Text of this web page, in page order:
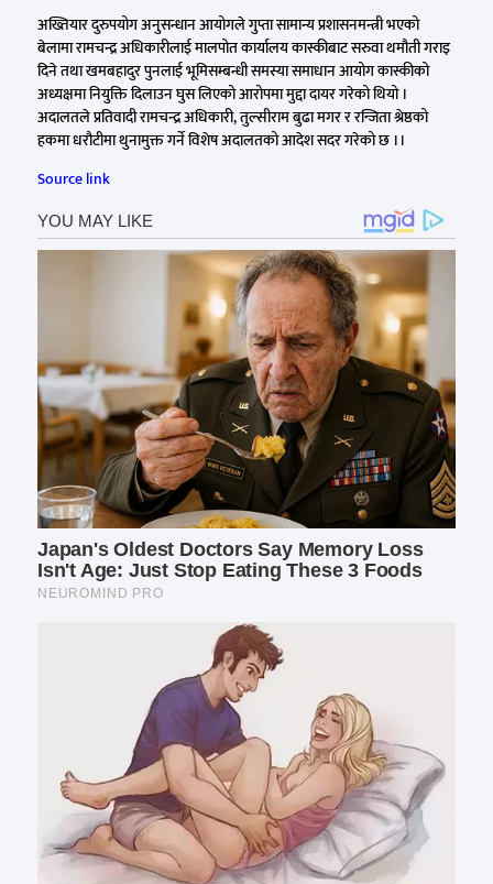
अख्तियार दुरुपयोग अनुसन्धान आयोगले गुप्ता सामान्य प्रशासनमन्त्री भएको
बेलामा रामचन्द्र अधिकारीलाई मालपोत कार्यालय कास्कीबाट सरुवा थमौती गराइ
दिने तथा खमबहादुर पुनलाई भूमिसम्बन्धी समस्या समाधान आयोग कास्कीको
अध्यक्षमा नियुक्ति दिलाउन घुस लिएको आरोपमा मुद्दा दायर गरेको थियो ।
अदालतले प्रतिवादी रामचन्द्र अधिकारी, तुल्सीराम बुढा मगर र रन्जिता श्रेष्ठको
हकमा धरौटीमा थुनामुक्त गर्ने विशेष अदालतको आदेश सदर गरेको छ ।।
Source link